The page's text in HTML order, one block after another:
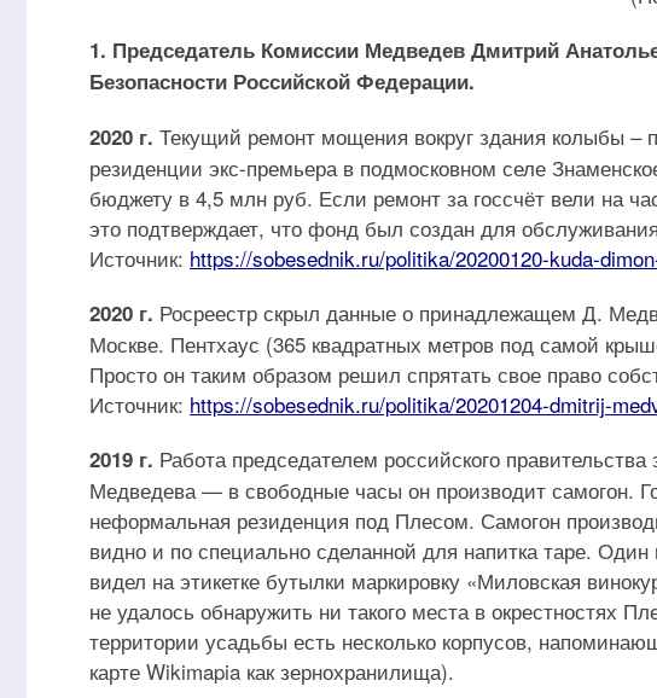
1. Председатель Комиссии Медведев Дмитрий
Безопасности Российской Федерации.
2020 г. Текущий ремонт мощения вокруг здания колыбы
резиденции экс-премьера в подмосковном селе
бюджету в 4,5 млн руб. Если ремонт за госсчёт вели на
это подтверждает, что фонд был создан для
Источник: https://sobesednik.ru/politika/20200120-kuda-
2020 г. Росреестр скрыл данные о принадлежащем Д.
Москве. Пентхаус (365 квадратных метров под самой
Просто он таким образом решил спрятать свое право
Источник: https://sobesednik.ru/politika/20201204-dmitrij-
2019 г. Работа председателем российского
Медведева — в свободные часы он производит самогон.
неформальная резиденция под Плесом. Самогон
видно и по специально сделанной для напитка таре. Один
видел на этикетке бутылки маркировку «Миловская
не удалось обнаружить ни такого места в окрестностях
территории усадьбы есть несколько корпусов,
карте Wikimapia как зернохранилища).